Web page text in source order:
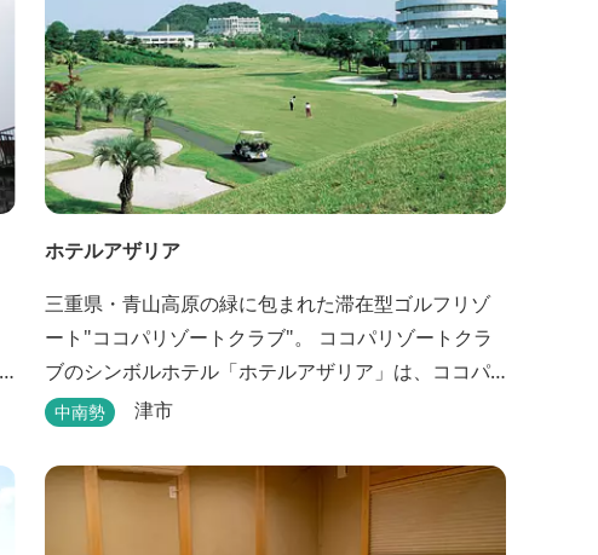
ホテルアザリア
三重県・青山高原の緑に包まれた滞在型ゴルフリゾ
ート"ココパリゾートクラブ"。 ココパリゾートクラ
ブのシンボルホテル「ホテルアザリア」は、ココパ
リゾートクラブ内にある静かで落ち着いた雰囲気の
や和洋室など多彩な客室を備え、窓からはリゾート
の美しい景色が広がります。 天然温泉の大浴場やサ
ウナも完備しており、 ゴルフの後はもちろん、伊
中南勢 津市